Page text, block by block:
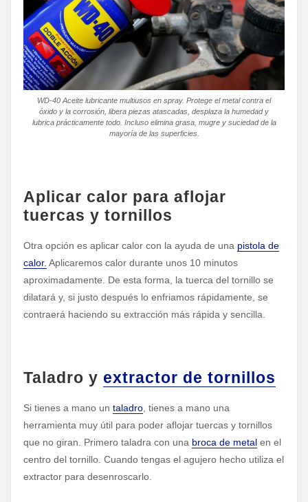
WD-40 Aceite lubricante multiusos en spray. Protege el metal contra el
óxido y la corrosión, libera piezas atascadas, desplaza la humedad y
lubrica prácticamente todo. Incluso elimina grasa, mugre y suciedad de la
mayoría de las superficies.
Aplicar calor para aflojar
tuercas y tornillos
Otra opción es aplicar calor con la ayuda de una pistola de
calor. Aplicaremos calor durante unos 10 minutos
aproximadamente. De esta forma, la tuerca del tornillo se
dilatará y, si justo después lo enfriamos rápidamente, se
contraerá haciendo su extracción más rápida y sencilla.
Taladro y extractor de tornillos
Si tienes a mano un taladro, tienes a mano una
herramienta muy útil para poder aflojar tuercas y tornillos
que no giran. Primero taladra con una broca de metalen el
centro del tornillo. Cuando tengas el agujero hecho utiliza el
extractor para desenroscarlo.